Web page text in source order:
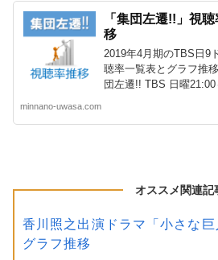
「集団左遷!!」視
移
2019年4月期のTBS日9
聴率一覧表とグラフ推
団左遷!! TBS 日曜
minnano-uwasa.com
オススメ関連記
香川照之出演ドラマ「小さな
グラフ推移